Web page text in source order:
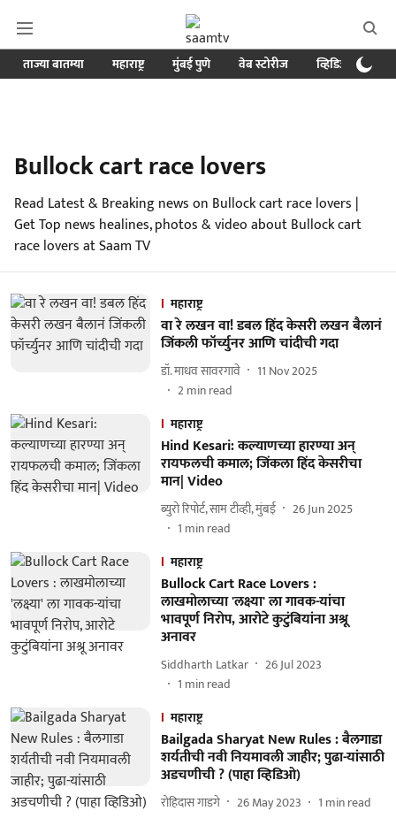
ताज्या बातम्या महाराष्ट्र मुंबई पुणे वेब स्टोरीज व्हिडिओ
Bullock cart race lovers
Read Latest & Breaking news on Bullock cart race lovers |
Get Top news healines, photos & video about Bullock cart
race lovers at Saam TV
महाराष्ट्र
वा रे लखन वा! डबल हिंद केसरी लखन बैलानं
जिंकली फॉर्च्युनर आणि चांदीची गदा
डॉ. माधव सावरगावे
11 Nov 2025
2min read
महाराष्ट्र
Hind Kesari: कल्याणच्या हारण्या अन्
रायफलची कमाल; जिंकला हिंद केसरीचा
मान| Video
ब्युरो रिपोर्ट, साम टीव्ही, मुंबई
26 Jun 2025
1 min read
महाराष्ट्र
Bullock Cart Race Lovers :
लाखमाेलाच्या 'लक्ष्या' ला गावक-यांचा
भावपूर्ण निराेप, आरोटे कुटुंबियांना अश्रू
अनावर
Siddharth Latkar
26 Jul 2023
1 min read
महाराष्ट्र
Bailgada Sharyat New Rules : बैलगाडा
शर्यतीची नवी नियमावली जाहीर; पुढा-यांसाठी
अडचणीची ? (पाहा व्हिडिओ)
रोहिदास गाडगे 26 May 2023 1 min read